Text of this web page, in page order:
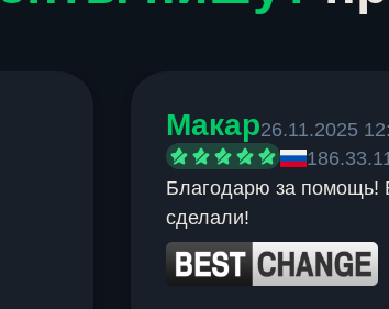
Макар26.11.2025
Благодарю за помощь!
сделали!